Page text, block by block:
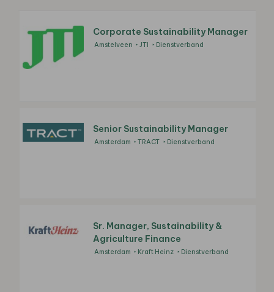
Corporate Sustainability Manager
Amstelveen JTI Dienstverband
Senior Sustainability Manager
Amsterdam TRACT Dienstverband
Sr. Manager, Sustainability &
Agriculture Finance
Amsterdam Kraft Heinz Dienstverband